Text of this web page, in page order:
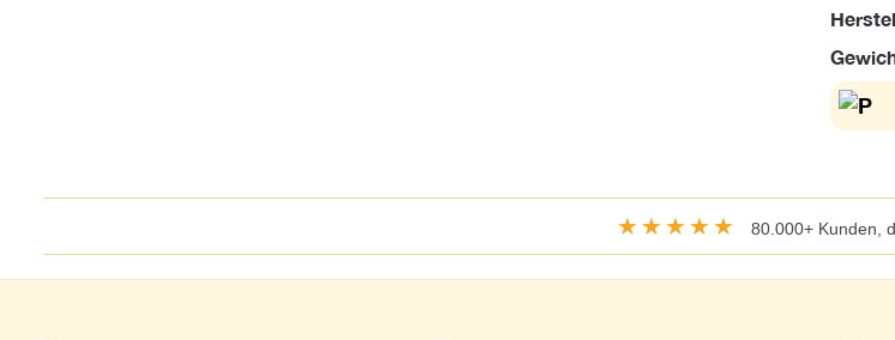
★★★★★ 80.000+ Kunden,